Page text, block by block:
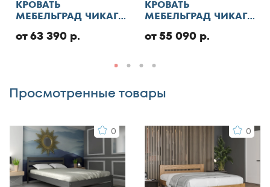
130x190
130x195
140x186
140x195
140x200
145x200
150x180
КРОВАТЬ
МЕБЕЛЬГРАД ЧИКАГО
от 63 390 р.
КРОВАТЬ
МЕБЕЛЬГРАД ЧИКАГО
от 55 090 р.
Просмотренные товары
0 0